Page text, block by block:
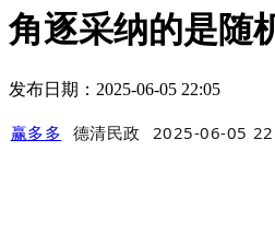
角逐采纳的是随
发布日期：2025-06-05 22:05
赢多多 德清民政 2025-06-05